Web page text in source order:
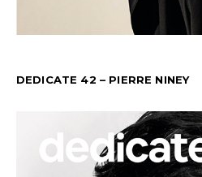
DEDICATE 42 – PIERRE NINEY